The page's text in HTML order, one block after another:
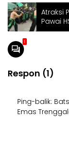
Atraksi
Pawai
1
Respon (1)
Ping-balik:
Emas